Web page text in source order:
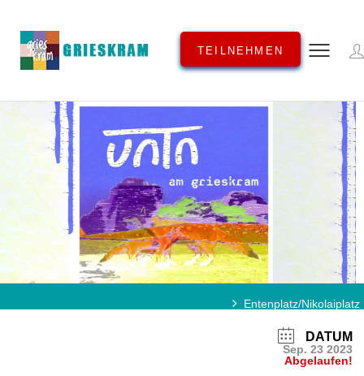
TEILNEHMEN
DATUM
Sep. 23 2023
Abgelaufen!
Entenplatz/Nikolaiplatz